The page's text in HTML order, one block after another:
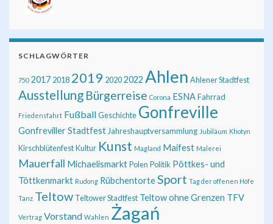
SCHLAGWÖRTER
750 2017 2018 2019 20202022 Ahlen Ahlener Stadtfest
Ausstellung Bürgerreise Corona ESNAFahrrad
Friedensfahrt FußballGeschichte Gonfreville
Gonfreviller Stadtfest Jahreshauptversammlung Jubiläum Khotyn
KirschblütenfestKultur Kunst Magland Maifest Malerei
Mauerfall MichaelismarktPolen Politik Pöttkes- und
Töttkenmarkt Rudong RübchentorteSport Tag der offenen Höfe
Tanz Teltow Teltower Stadtfest Teltow ohne Grenzen TFV
Vertrag Vorstand Wahlen Żagań